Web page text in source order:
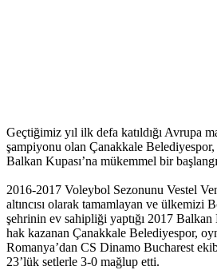
Geçtiğimiz yıl ilk defa katıldığı Avrupa
şampiyonu olan Çanakkale Belediyespor,
Balkan Kupası’na mükemmel bir
2016-2017 Voleybol Sezonunu Vestel
altıncısı olarak tamamlayan ve ülkemizi
şehrinin ev sahipliği yaptığı 2017 Balkan
hak kazanan Çanakkale Belediyespor,
Romanya’dan CS Dinamo Bucharest
23’lük setlerle 3-0 mağlup etti.